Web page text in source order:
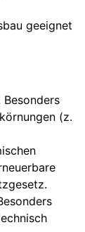
geeignet
(z.